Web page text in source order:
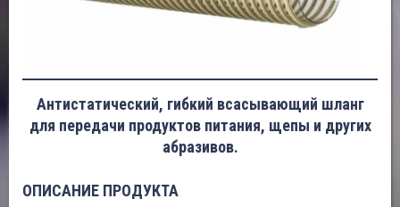
Антистатический, гибкий всасывающий шланг
для передачи продуктов питания, щепы и других
абразивов.
ОПИСАНИЕ ПРОДУКТА